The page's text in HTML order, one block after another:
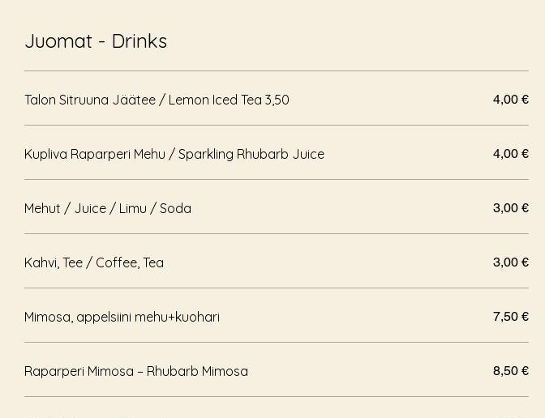
Juomat - Drinks
Talon Sitruuna Jäätee / Lemon Iced Tea 3,50 4,00 €
Kupliva Raparperi Mehu / Sparkling Rhubarb Juice 4,00 €
Mehut / Juice / Limu / Soda 3,00 €
Kahvi, Tee / Coffee, Tea 3,00 €
Mimosa, appelsiini mehu+kuohari 7,50 €
Raparperi Mimosa – Rhubarb Mimosa 8,50 €